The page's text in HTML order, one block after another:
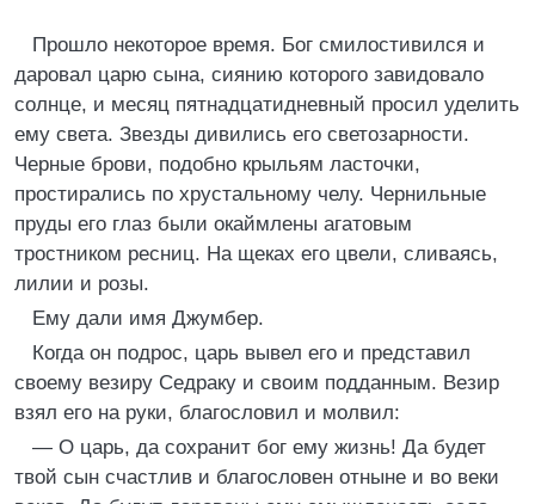
Прошло некоторое время. Бог смилостивился и
даровал царю сына, сиянию которого завидовало
солнце, и месяц пятнадцатидневный просил уделить
ему света. Звезды дивились его светозарности.
Черные брови, подобно крыльям ласточки,
простирались по хрустальному челу. Чернильные
пруды его глаз были окаймлены агатовым
тростником ресниц. На щеках его цвели, сливаясь,
лилии и розы.
Ему дали имя Джумбер.
Когда он подрос, царь вывел его и представил
своему везиру Седраку и своим подданным. Везир
взял его на руки, благословил и молвил:
— О царь, да сохранит бог ему жизнь! Да будет
твой сын счастлив и благословен отныне и во веки